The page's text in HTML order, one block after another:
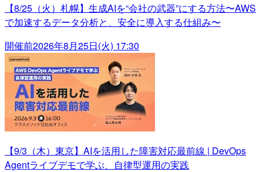
【8/25（火）札幌】生成AIを“会社の武器”にする方法〜AWS
で加速するデータ分析と、安全に導入する仕組み〜
開催前2026年8月25日(火) 17:30
【9/3（木）東京】AIを活用した障害対応最前線 | DevOps
Agentライブデモで学ぶ、自律型運用の実践